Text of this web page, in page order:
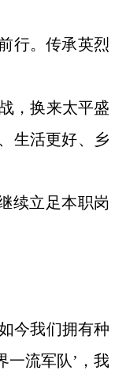
行。传承英烈
，换来太平盛
生活更好、乡
续立足本职岗
今我们拥有种
一流军队’，我